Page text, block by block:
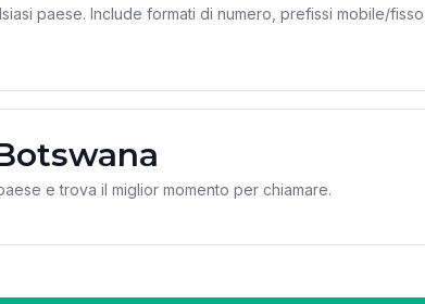
paese. Include formati di numero, prefissi mobile/
e trova il miglior momento per chiamare.